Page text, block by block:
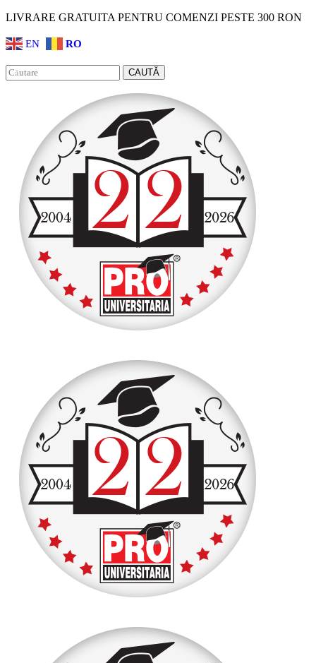
LIVRARE GRATUITA PENTRU COMENZI PESTE 300 RON
EN RO
CAUTĂ